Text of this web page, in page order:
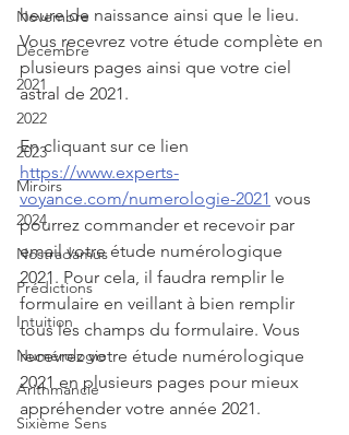
Novembre
Décembre
2021
2022
2023
Miroirs
2024
Nostradamus
Prédictions
Intuition
Numérologie
Arithmancie
Sixième Sens
heure de naissance ainsi que le lieu.
Vous recevrez votre étude complète en
plusieurs pages ainsi que votre ciel
astral de 2021.
En cliquant sur ce lien
https://www.experts-
voyance.com/numerologie-2021 vous
pourrez commander et recevoir par
email votre étude numérologique
2021. Pour cela, il faudra remplir le
formulaire en veillant à bien remplir
tous les champs du formulaire. Vous
recevrez votre étude numérologique
2021 en plusieurs pages pour mieux
appréhender votre année 2021.